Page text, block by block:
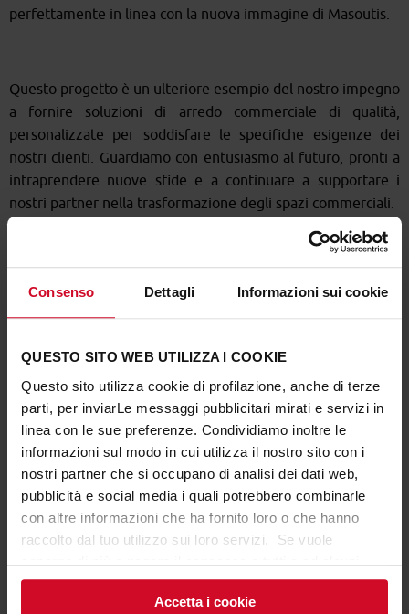
Consenso Dettagli Informazioni sui cookie
QUESTO SITO WEB UTILIZZA I COOKIE
Questo sito utilizza cookie di profilazione, anche di terze
parti, per inviarLe messaggi pubblicitari mirati e servizi in
linea con le sue preferenze. Condividiamo inoltre le
informazioni sul modo in cui utilizza il nostro sito con i
nostri partner che si occupano di analisi dei dati web,
pubblicità e social media i quali potrebbero combinarle
con altre informazioni che ha fornito loro o che hanno
raccolto dal tuo utilizzo sui loro servizi. Se vuole
saperne di più o negare il consenso a tutti o ad alcuni
cookieclicchi qui. Il consenso può essere espresso
cliccando sul tasto “Accetta i cookie”. Se non vuole i
Accetta i cookie
perfettamente in linea con la nuova immagine di Masoutis.
Questo progetto è un ulteriore esempio del nostro impegno
a fornire soluzioni di arredo commerciale di qualità,
personalizzate per soddisfare le specifiche esigenze dei
nostri clienti. Guardiamo con entusiasmo al futuro, pronti a
intraprendere nuove sfide e a continuare a supportare i
nostri partner nella trasformazione degli spazi commerciali.